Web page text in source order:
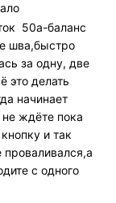
50а-баланс
шва,быстро
за одну, две
это делать
начинает
не ждёте пока
и так
с одного